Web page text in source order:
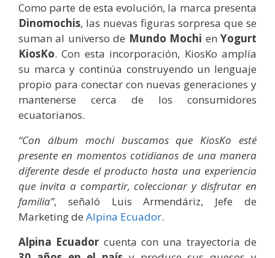
Como parte de esta evolución, la marca presenta
Dinomochis, las nuevas figuras sorpresa que se
suman al universo de Mundo Mochi enYogurt
KiosKo. Con esta incorporación, KiosKo amplía
su marca y continúa construyendo un lenguaje
propio para conectar con nuevas generaciones y
mantenerse cerca de los consumidores
ecuatorianos.
“Con álbum mochi buscamos que KiosKo esté
presente en momentos cotidianos de una manera
diferente desde el producto hasta una experiencia
que invita a compartir, coleccionar y disfrutar en
familia”, señaló Luis Armendáriz, Jefe de
Marketing de Alpina Ecuador.
Alpina Ecuador cuenta con una trayectoria de